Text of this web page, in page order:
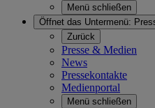
Menü schließen
Öffnet das Untermenü:
Zurück
Presse & Medien
News
Pressekontakte
Medienportal
Menü schließen